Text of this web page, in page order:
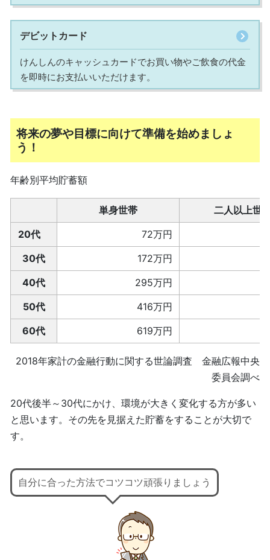
デビットカード
けんしんのキャッシュカードでお買い物やご飲食の代金
を即時にお支払いいただけます。
将来の夢や目標に向けて準備を始めましょ
う！
年齢別平均貯蓄額
単身世帯
二人以上世
20代
72万円
30代
172万円
40代
295万円
50代
416万円
60代
619万円
2018年家計の金融行動に関する世論調査 金融広報中央
委員会調べ
20代後半～30代にかけ、環境が大きく変化する方が多い
と思います。その先を見据えた貯蓄をすることが大切で
す。
自分に合った方法でコツコツ頑張りましょう